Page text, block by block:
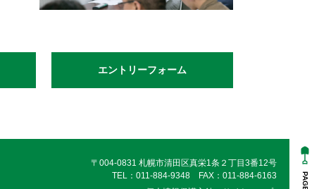
エントリーフォーム
〒004-0831 札幌市清田区真栄1条２丁目3番12号
TEL：011-884-9348 FAX：011-884-6163